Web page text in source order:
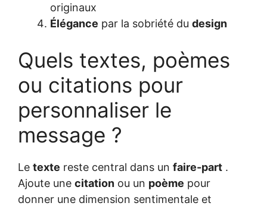
originaux
Élégance par la sobriété du design
Quels textes, poèmes
ou citations pour
personnaliser le
message ?
Le texte reste central dans un faire-part .
Ajoute une citation ou un poème pour
donner une dimension sentimentale et